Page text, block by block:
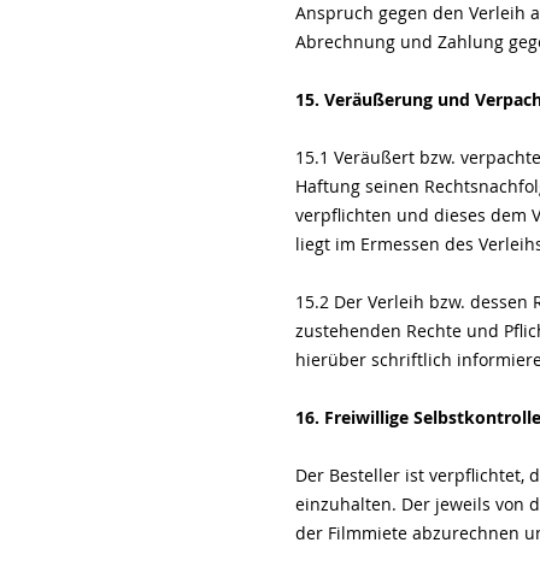
Anspruch gegen den Verleih
Abrechnung und Zahlung
15. Veräußerung und
15.1 Veräußert bzw.
Haftung seinen
verpflichten und dieses dem
liegt im Ermessen des
15.2 Der Verleih bzw.
zustehenden Rechte und
hierüber schriftlich
16. Freiwillige
Der Besteller ist verpflichtet,
einzuhalten. Der jeweils von
der Filmmiete abzurechnen